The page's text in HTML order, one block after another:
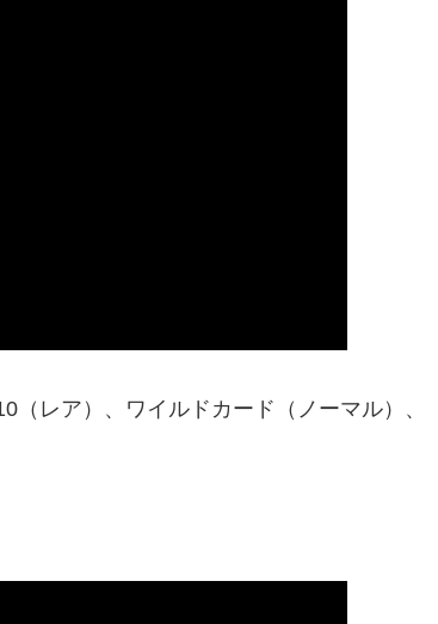
レア）、ワイルドカード（ノーマル）、